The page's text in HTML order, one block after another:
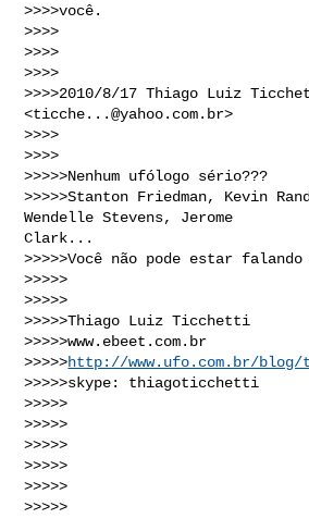
>>>>você.
>>>>
>>>>
>>>>
>>>>2010/8/17 Thiago Luiz
<ticche...@yahoo.com.br>
>>>>
>>>>
>>>>>Nenhum ufólogo sério???
>>>>>Stanton Friedman, Kevin
Wendelle Stevens, Jerome
Clark...
>>>>>Você não pode estar
>>>>>
>>>>>
>>>>>Thiago Luiz Ticchetti
>>>>>www.ebeet.com.br
>>>>>http://www.ufo.com.br/
>>>>>skype: thiagoticchetti
>>>>>
>>>>>
>>>>>
>>>>>
>>>>>
>>>>>